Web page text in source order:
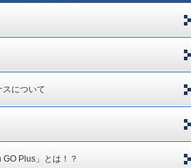
スについて
Plus」とは！？